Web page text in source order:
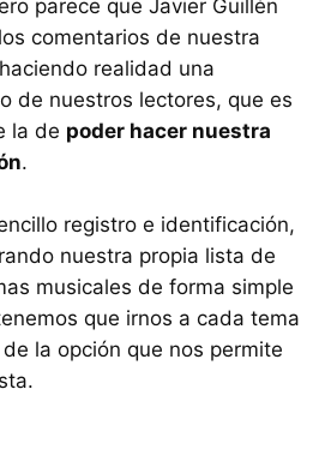
parece que Javier Guillén
comentarios de nuestra
realidad una
de nuestros lectores, que es
la de poder hacer nuestra
.
registro e identificación,
nuestra propia lista de
musicales de forma simple
que irnos a cada tema
la opción que nos permite